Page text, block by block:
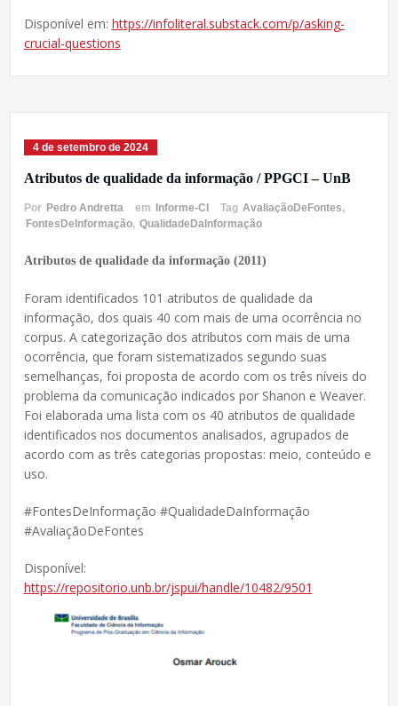
Disponível em: https://infoliteral.substack.com/p/asking-
crucial-questions
4 de setembro de 2024
Atributos de qualidade da informação / PPGCI – UnB
Por Pedro Andretta em Informe-CI Tag AvaliaçãoDeFontes,
FontesDeInformação, QualidadeDaInformação
Atributos de qualidade da informação (2011)
Foram identificados 101 atributos de qualidade da
informação, dos quais 40 com mais de uma ocorrência no
corpus. A categorização dos atributos com mais de uma
ocorrência, que foram sistematizados segundo suas
semelhanças, foi proposta de acordo com os três níveis do
problema da comunicação indicados por Shanon e Weaver.
Foi elaborada uma lista com os 40 atributos de qualidade
identificados nos documentos analisados, agrupados de
acordo com as três categorias propostas: meio, conteúdo e
uso.
#FontesDeInformação #QualidadeDaInformação
#AvaliaçãoDeFontes
Disponível:
https://repositorio.unb.br/jspui/handle/10482/9501